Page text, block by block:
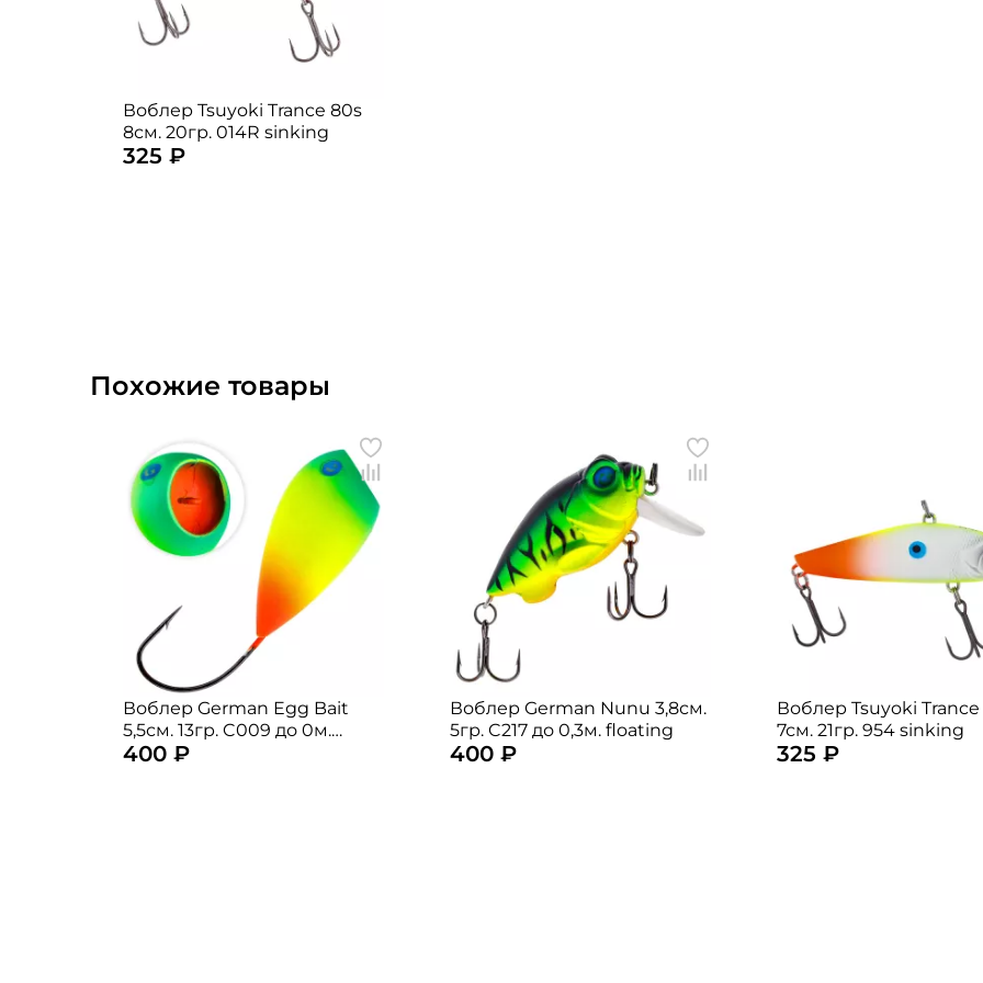
Воблер Tsuyoki Trance 80s
8см. 20гр. 014R sinking
325 ₽
Похожие товары
Воблер German Egg Bait
5,5см. 13гр. C009 до 0м.
floating
400 ₽
Воблер German Nunu 3,8см.
5гр. C217 до 0,3м. floating
400 ₽
Воблер Tsuyoki Trance
7см. 21гр. 954 sinking
325 ₽